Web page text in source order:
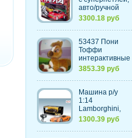
авто/ручной
контроль
скорости,
счетчик кругов
(220V) (Китай)
3300.18 руб
53437 Пони
Тоффи
интерактивные
(с морковкой и
3853.39 руб
Машина р/у
1:14
Lamborghini,
30,7х13,6х8,5см
1300.39 руб